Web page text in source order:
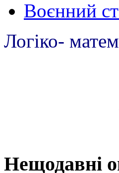
Воєнний
Логіко-
Нещодавні